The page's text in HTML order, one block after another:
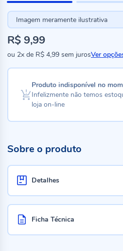
Imagem meramente ilustrativa
R$ 9,99
ou 2x de R$ 4,99 sem jurosVer
Produto indisponível no
Infelizmente não temos
loja on-line
Sobre o produto
Detalhes
Ficha Técnica